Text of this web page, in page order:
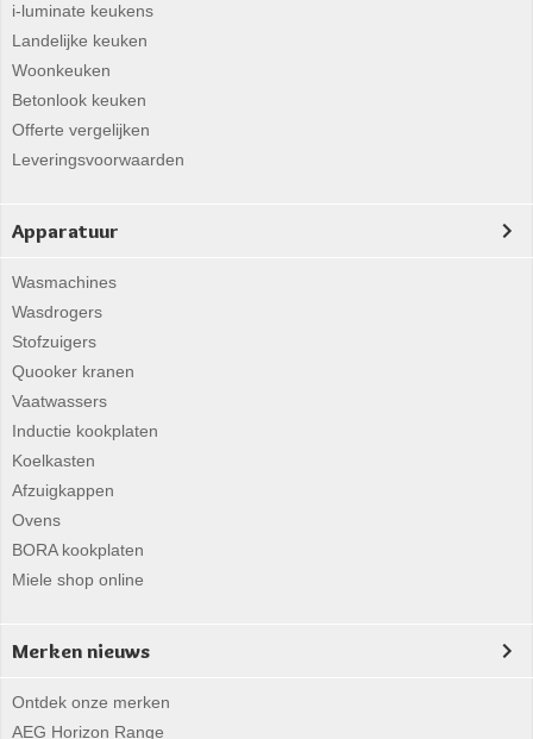
i-luminate keukens
Landelijke keuken
Woonkeuken
Betonlook keuken
Offerte vergelijken
Leveringsvoorwaarden
Apparatuur
Wasmachines
Wasdrogers
Stofzuigers
Quooker kranen
Vaatwassers
Inductie kookplaten
Koelkasten
Afzuigkappen
Ovens
BORA kookplaten
Miele shop online
Merken nieuws
Ontdek onze merken
AEG Horizon Range